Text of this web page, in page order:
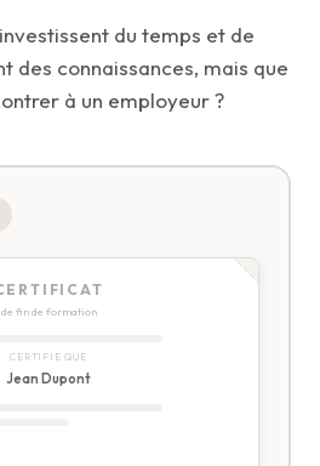
du temps et de
des connaissances, mais que
à un employeur ?
de fin de formation
CERTIFIE QUE
Jean Dupont